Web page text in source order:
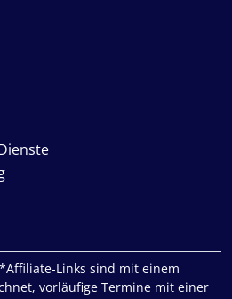
Links sind mit einem
vorläufige Termine mit einer